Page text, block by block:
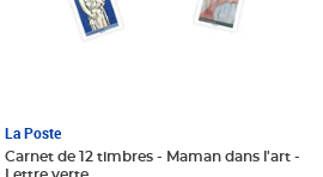
La Poste
Carnet de 12 timbres - Maman dans l'art -